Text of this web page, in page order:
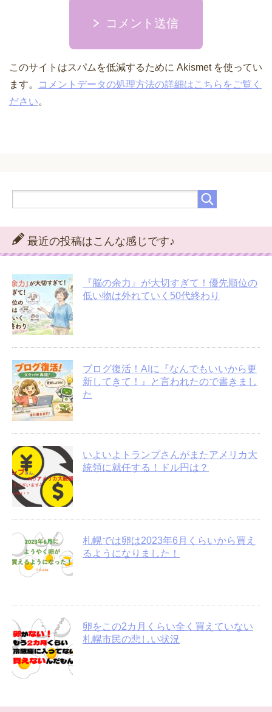
コメント送信
このサイトはスパムを低減するために Akismet を使ってい
ます。
コメントデータの処理方法の詳細はこちらをご覧く
ださい。
最近の投稿はこんな感じです♪
『脳の余力』が大切すぎて！優先順位の
低い物は外れていく50代終わり
ブログ復活！AIに『なんでもいいから更
新してきて！』と言われたので書きまし
た
いよいよトランプさんがまたアメリカ大
統領に就任する！ドル円は？
札幌では卵は2023年6月くらいから買え
るようになりました！
卵をこの2カ月くらい全く買えていない
札幌市民の悲しい状況